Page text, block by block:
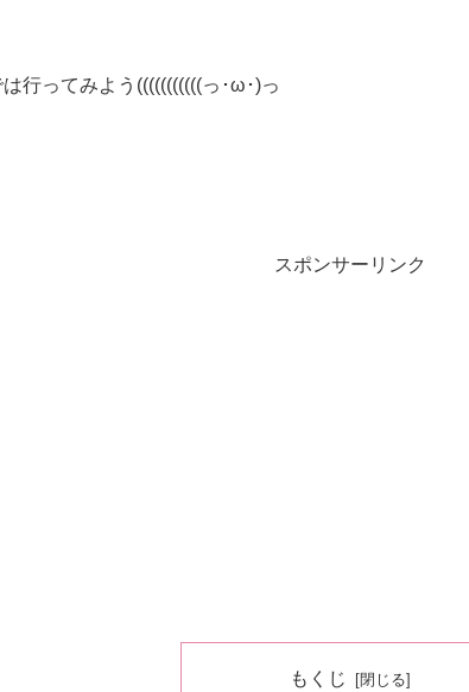
行ってみよう(((((((((((っ･ω･)っ
スポンサーリンク
もくじ